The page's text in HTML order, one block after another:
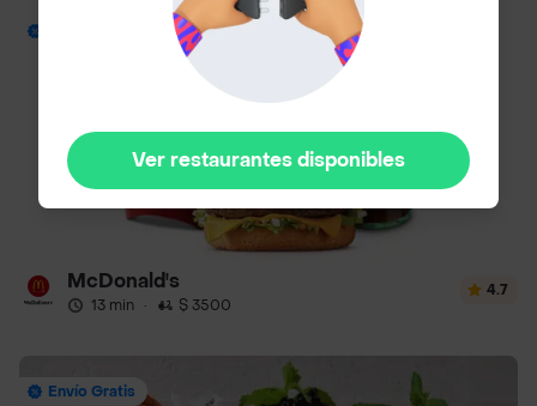
McDonald's
13 min · $ 3500
4.7
Envío Gratis
Ver restaurantes disponibles